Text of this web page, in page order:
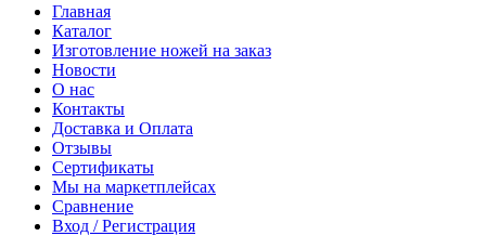
Главная
Каталог
Изготовление ножей на заказ
Новости
О нас
Контакты
Доставка и Оплата
Отзывы
Сертификаты
Мы на маркетплейсах
Сравнение
Вход / Регистрация